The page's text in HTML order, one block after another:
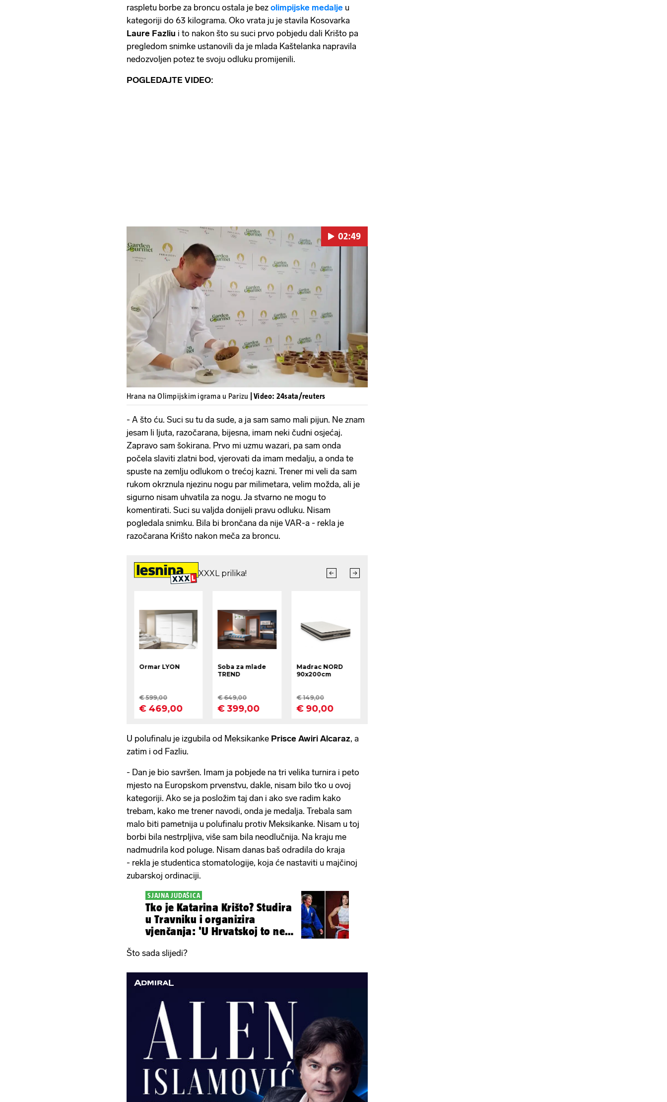
raspletu borbe za broncu ostala je bez olimpijske medalje u
kategoriji do 63 kilograma. Oko vrata ju je stavila Kosovarka
Laure Fazliu i to nakon što su suci prvo pobjedu dali Krišto pa
pregledom snimke ustanovili da je mlada Kaštelanka napravila
nedozvoljen potez te svoju odluku promijenili.
POGLEDAJTE VIDEO:
02:49
Hrana na Olimpijskim igrama u Parizu | Video: 24sata/reuters
- A što ću. Suci su tu da sude, a ja sam samo mali pijun. Ne znam
jesam li ljuta, razočarana, bijesna, imam neki čudni osjećaj.
Zapravo sam šokirana. Prvo mi uzmu wazari, pa sam onda
počela slaviti zlatni bod, vjerovati da imam medalju, a onda te
spuste na zemlju odlukom o trećoj kazni. Trener mi veli da sam
rukom okrznula njezinu nogu par milimetara, velim možda, ali je
sigurno nisam uhvatila za nogu. Ja stvarno ne mogu to
komentirati. Suci su valjda donijeli pravu odluku. Nisam
pogledala snimku. Bila bi brončana da nije VAR-a - rekla je
razočarana Krišto nakon meča za broncu.
U polufinalu je izgubila od Meksikanke Prisce Awiri Alcaraz, a
zatim i od Fazliu.
- Dan je bio savršen. Imam ja pobjede na tri velika turnira i peto
mjesto na Europskom prvenstvu, dakle, nisam bilo tko u ovoj
kategoriji. Ako se ja posložim taj dan i ako sve radim kako
trebam, kako me trener navodi, onda je medalja. Trebala sam
malo biti pametnija u polufinalu protiv Meksikanke. Nisam u toj
borbi bila nestrpljiva, više sam bila neodlučnija. Na kraju me
nadmudrila kod poluge. Nisam danas baš odradila do kraja
- rekla je studentica stomatologije, koja će nastaviti u majčinoj
zubarskoj ordinaciji.
SJAJNA JUDAŠICA
Tko je Katarina Krišto? Studira
u Travniku i organizira
vjenčanja: 'U Hrvatskoj to ne
Što sada slijedi?